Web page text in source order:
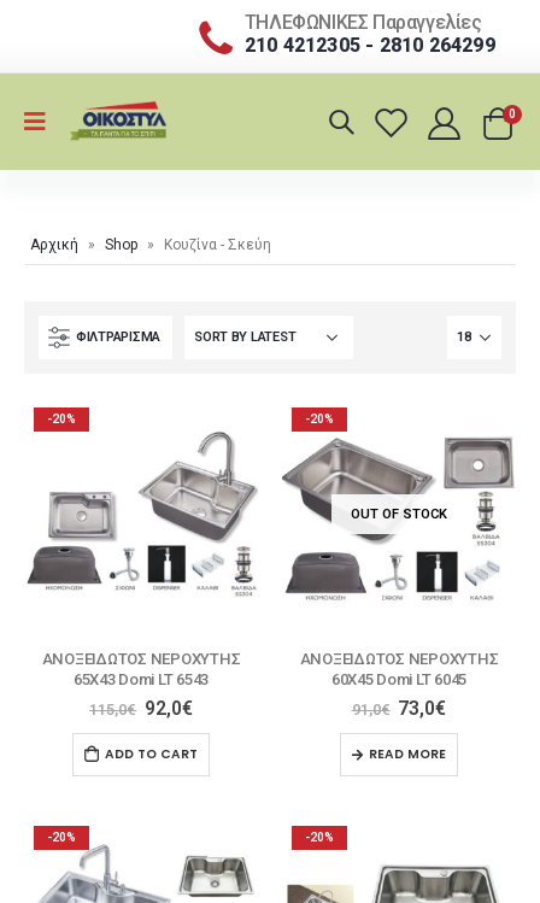
ΤΗΛΕΦΩΝΙΚΕΣ Παραγγελίες
210 4212305 - 2810 264299
0
Αρχική » Shop » Κουζίνα - Σκεύη
ΦΙΛΤΡΆΡΙΣΜΑ
-20%
ΑΝΟΞΕΙΔΩΤΟΣ ΝΕΡΟΧΥΤΗΣ
65X43 Domi LT 6543
115,0€ 92,0€
ADD TO CART
-20%
OUT OF STOCK
ΑΝΟΞΕΙΔΩΤΟΣ ΝΕΡΟΧΥΤΗΣ
60X45 Domi LT 6045
91,0€ 73,0€
READ MORE
-20% -20%